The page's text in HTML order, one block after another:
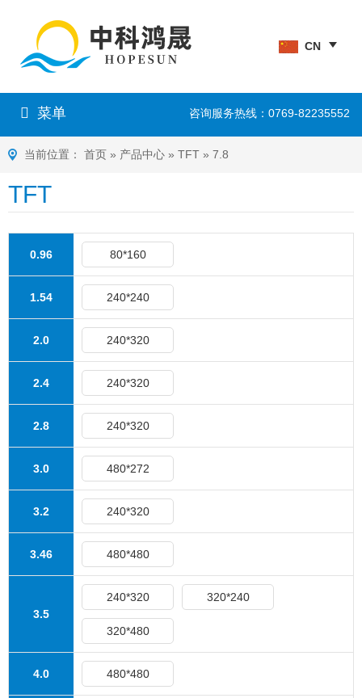
CN
菜单 咨询服务热线：0769-82235552
当前位置： 首页 » 产品中心 » TFT » 7.8
TFT
0.96 80*160
1.54 240*240
2.0 240*320
2.4 240*320
2.8 240*320
3.0 480*272
3.2 240*320
3.46 480*480
3.5
240*320 320*240
320*480
4.0 480*480